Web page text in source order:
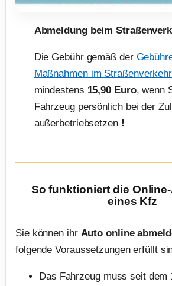
Abmeldung beim
Die Gebühr gemäß der
Maßnahmen im Straßenverkehr
mindestens 15,90 Euro, wenn
Fahrzeug persönlich bei der
außerbetriebsetzen ❗
So funktioniert die
eines Kfz
Sie können ihr Auto online
folgende Voraussetzungen erfüllt
Das Fahrzeug muss seit dem